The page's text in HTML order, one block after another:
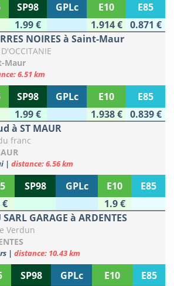
SP98 GPLc E10
E85
1.99 € 1.914 €
0.871 €
NOIRES à Saint-Maur
Maur
6.51 km
SP98 GPLc E10
E85
1.99 € 1.938 €
0.839 €
à ST MAUR
franc
| distance: 6.56 km
SP98 GPLc E10
E85
€
1.9 €
GARAGE à ARDENTES
Verdun
| distance: 10.43 km
SP98 GPLc E10
E85